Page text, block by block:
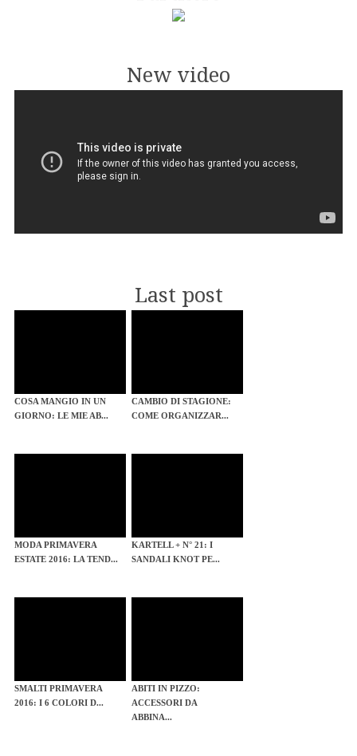
New video
Last post
COSA MANGIO IN UN
GIORNO: LE MIE AB...
CAMBIO DI STAGIONE:
COME ORGANIZZAR...
MODA PRIMAVERA
ESTATE 2016: LA TEND...
KARTELL + N° 21: I
SANDALI KNOT PE...
SMALTI PRIMAVERA
2016: I 6 COLORI D...
ABITI IN PIZZO:
ACCESSORI DA
ABBINA...